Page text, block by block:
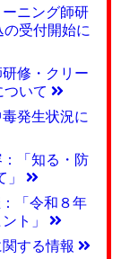
ニング師研
受付開始に
修・クリー
ついて
発生状況に
「知る・防
」
「令和８年
ント」
関する情報